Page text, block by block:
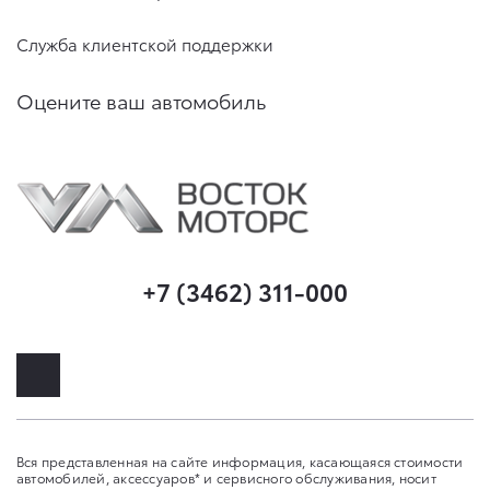
Служба клиентской поддержки
Оцените ваш автомобиль
+7 (3462) 311-000
Вся представленная на сайте информация, касающаяся стоимости
автомобилей, аксессуаров* и сервисного обслуживания, носит